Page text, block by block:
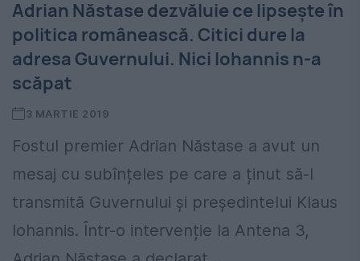
Adrian Năstase dezvăluie ce lipsește în
politica românească. Citici dure la
adresa Guvernului. Nici Iohannis n-a
scăpat
3 MARTIE 2019
Fostul premier Adrian Năstase a avut un
mesaj cu subînțeles pe care a ținut să-l
transmită Guvernului și președintelui Klaus
Iohannis. Într-o intervenție la Antena 3,